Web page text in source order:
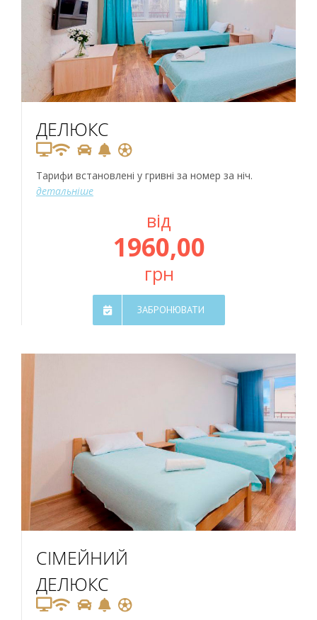
ДЕЛЮКС
Тарифи встановлені у гривні за номер за ніч.
детальніше
від
1960,00
грн
ЗАБРОНЮВАТИ
СІМЕЙНИЙ
ДЕЛЮКС